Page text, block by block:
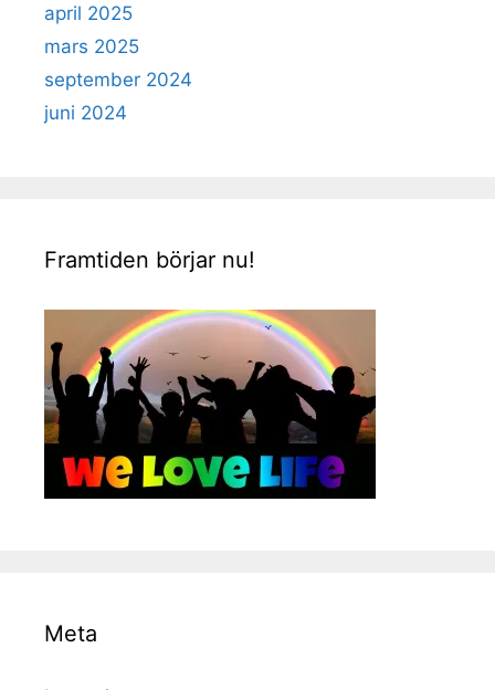
april 2025
mars 2025
september 2024
juni 2024
Framtiden börjar nu!
Meta